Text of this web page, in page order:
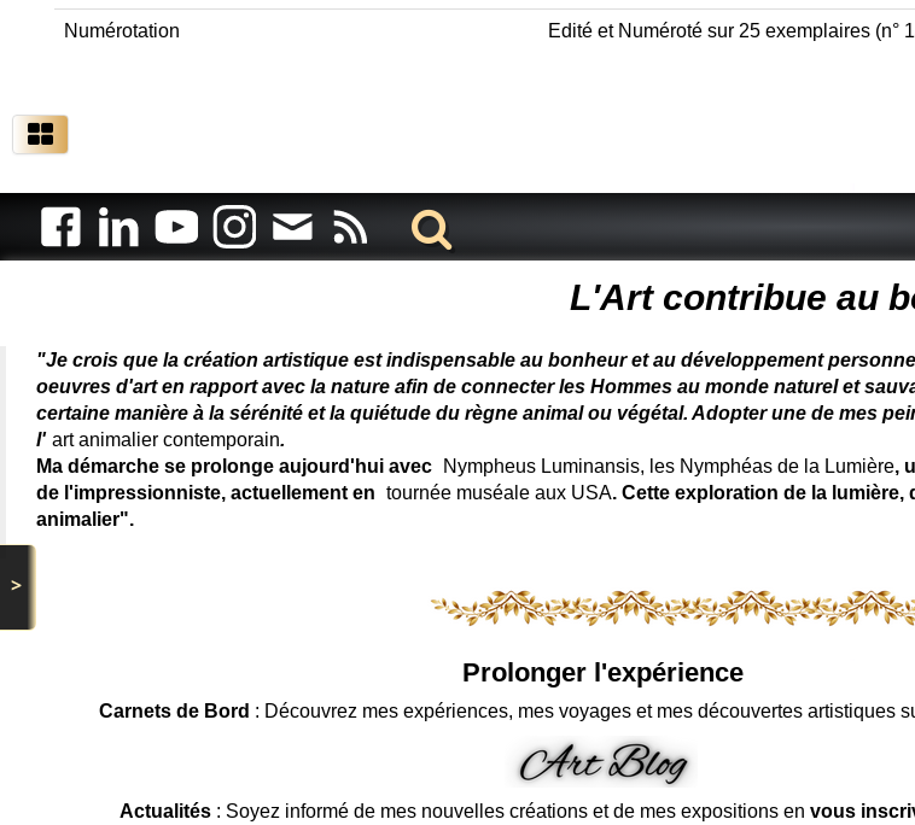
>
Numérotation Edité et Numéroté sur 25 exemplaires (n°
L'Art contribue au
"Je crois que la création artistique est indispensable au bonheur et au développement
oeuvres d'art en rapport avec la nature afin de connecter les Hommes au monde naturel et
certaine manière à la sérénité et la quiétude du règne animal ou végétal. Adopter une de mes
l' art animalier contemporain.
Ma démarche se prolonge aujourd'hui avec
Nympheus Luminansis, les Nymphéas de la Lumière,
de l'impressionniste, actuellement en tournée muséale aux USA. Cette exploration de la
animalier".
Prolonger l'expérience
Carnets de Bord : Découvrez mes expériences, mes voyages et mes découvertes artistiques
Actualités: Soyez informé de mes nouvelles créations et de mes expositions en vous